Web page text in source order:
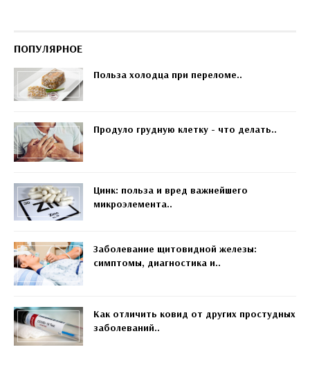
ПОПУЛЯРНОЕ
Польза холодца при переломе..
Продуло грудную клетку - что делать..
Цинк: польза и вред важнейшего
микроэлемента..
Заболевание щитовидной железы:
симптомы, диагностика и..
Как отличить ковид от других простудных
заболеваний..